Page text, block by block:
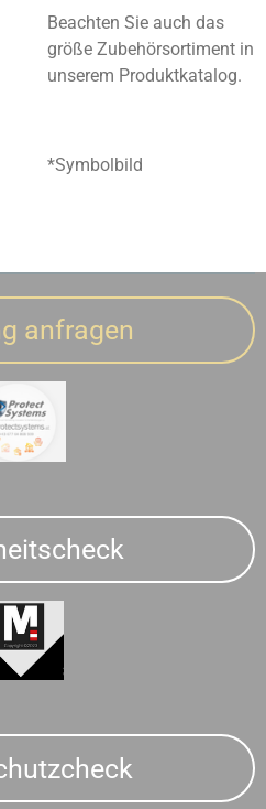
Beachten Sie auch das
größe Zubehörsortiment in
unserem Produktkatalog.
*Symbolbild
anfragen